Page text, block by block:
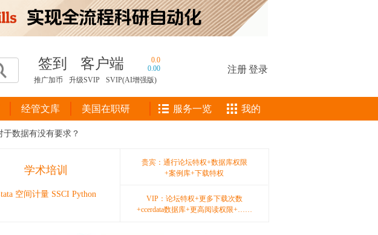
签到 客户端
0.0
0.00
推广加币
升级SVIP SVIP(AI增强版)
注册登录
经管文库 美国在职研 服务一览 我的
于数据有没有要求？
学术培训
空间计量 SSCI Python
贵宾：通行论坛特权+数据库权限
+案例库+下载特权
VIP：论坛特权+更多下载次数
+ccerdata数据库+更高阅读权限+……